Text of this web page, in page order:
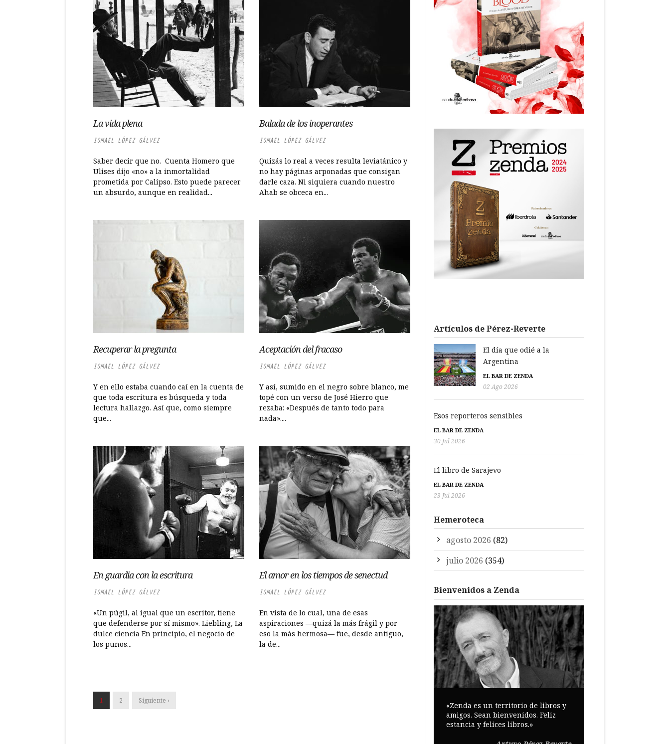
La vida plena
ISMAEL LÓPEZ GÁLVEZ
Saber decir que no. Cuenta Homero que
Ulises dijo «no» a la inmortalidad
prometida por Calipso. Esto puede parecer
un absurdo, aunque en realidad...
Balada de los inoperantes
ISMAEL LÓPEZ GÁLVEZ
Quizás lo real a veces resulta leviatánico y
no hay páginas arponadas que consigan
darle caza. Ni siquiera cuando nuestro
Ahab se obceca en...
Recuperar la pregunta
ISMAEL LÓPEZ GÁLVEZ
Y en ello estaba cuando caí en la cuenta de
que toda escritura es búsqueda y toda
lectura hallazgo. Así que, como siempre
que...
Aceptación del fracaso
ISMAEL LÓPEZ GÁLVEZ
Y así, sumido en el negro sobre blanco, me
topé con un verso de José Hierro que
rezaba: «Después de tanto todo para
nada»....
En guardia con la escritura
ISMAEL LÓPEZ GÁLVEZ
«Un púgil, al igual que un escritor, tiene
que defenderse por sí mismo». Liebling, La
dulce ciencia En principio, el negocio de
los puños...
El amor en los tiempos de senectud
ISMAEL LÓPEZ GÁLVEZ
En vista de lo cual, una de esas
aspiraciones —quizá la más frágil y por
eso la más hermosa— fue, desde antiguo,
la de...
1 2 Siguiente ›
Artículos de Pérez-Reverte
El día que odié a la
Argentina
EL BAR DE ZENDA
02 Ago 2026
Esos reporteros sensibles
EL BAR DE ZENDA
30 Jul 2026
El libro de Sarajevo
EL BAR DE ZENDA
23 Jul 2026
Hemeroteca
agosto 2026 (82)
julio 2026 (354)
Bienvenidos a Zenda
«Zenda es un territorio de libros y
amigos. Sean bienvenidos. Feliz
estancia y felices libros.»